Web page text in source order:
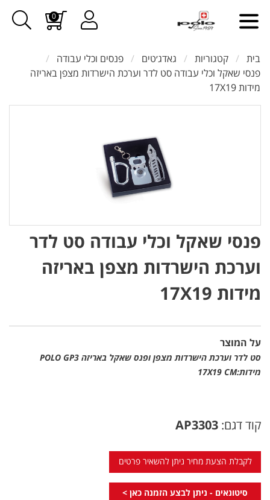
0
בית קטגוריות גאדג׳טים
פנסים וכלי עבודה
פנסי שאקל וכלי עבודה סט לדר וערכת הישרדות מצפן באריזה
מידות 17X19
פנסי שאקל וכלי עבודה סט לדר
וערכת הישרדות מצפן באריזה
מידות 17X19
על המוצר
סט לדר וערכת הישרדות מצפן ופנס שאקל באריזה POLO GP3
מידות:17X19 CM
קוד דגם: AP3303
לקבלת הצעת מחיר ניתן להשאיר פרטים
סיטונאים - ניתן לבצע הזמנה כאן >